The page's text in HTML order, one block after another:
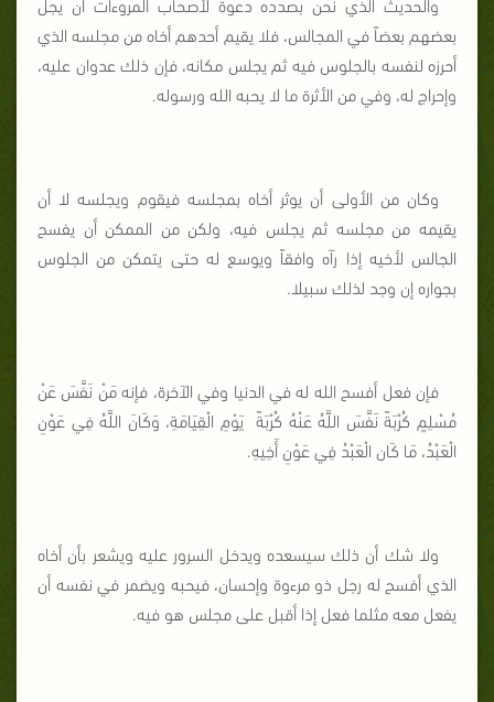
بعضهم بعضاً في المجالس، فلا يقيم أحدهم أخاه من مجلسه الذي
أحرزه لنفسه بالجلوس فيه ثم يجلس مكانه، فإن ذلك عدوان عليه،
وإحراج له، وفي من الأثرة ما لا يحبه الله ورسوله.
وكان من الأولى أن يوثر أخاه بمجلسه فيقوم ويجلسه لا أن
يقيمه من مجلسه ثم يجلس فيه، ولكن من الممكن أن يفسح
الجالس لأخيه إذا رآه وافقاً ويوسع له حتى يتمكن من الجلوس
بجواره إن وجد لذلك سبيلا.
فإن فعل أفسح الله له في الدنيا وفي الآخرة، فإنه مَنْ نَفَّسَ عَنْ
مُسْلِمٍ كُرْبَةً نَفَّسَ اللَّهُ عَنْهُ كُرْبَةً يَوْمِ الْقِيَامَةِ، وَكَانَ اللَّهُ فِي عَوْنِ
الْعَبْدُ، مَا كَان الْعَبْدُ فِي عَوْنِ أَخِيهِ.
ولا شك أن ذلك سيسعده ويدخل السرور عليه ويشعر بأن أخاه
الذي أفسح له رجل ذو مرءوة وإحسان، فيحبه ويضمر في نفسه أن
يفعل معه مثلما فعل إذا أقبل على مجلس هو فيه.